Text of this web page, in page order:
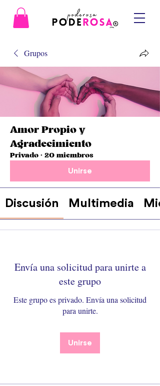
Grupos
Amor Propio y
Agradecimiento
Privado · 20 miembros
Unirse
Discusión Multimedia
Envía una solicitud para unirte a
este grupo
Este grupo es privado. Envía una solicitud
para unirte.
Unirse